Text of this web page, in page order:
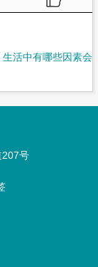
生活中有哪些因素会
207号